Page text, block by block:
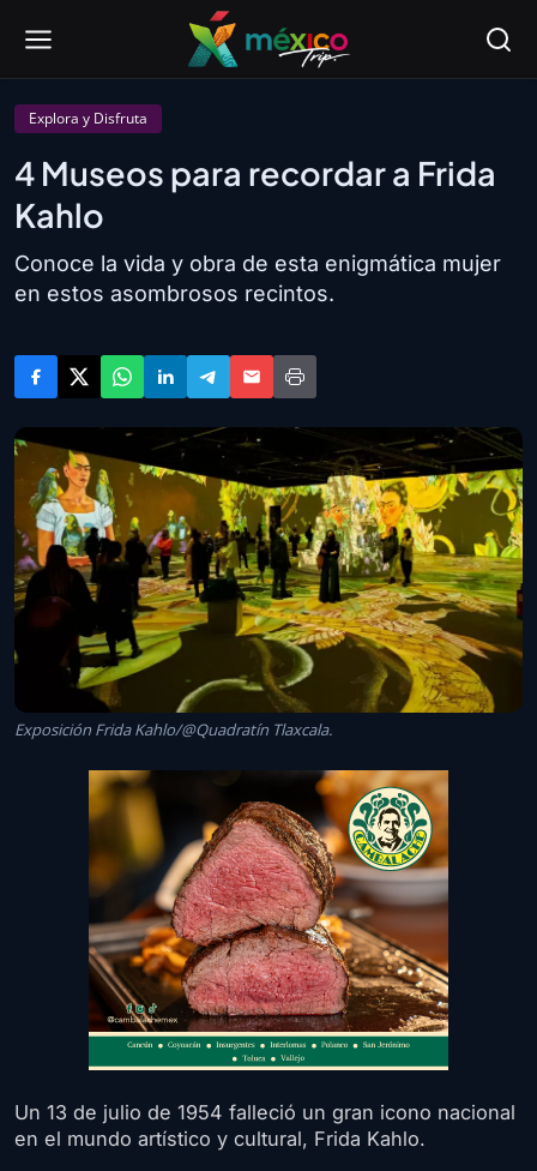
Explora y Disfruta
4 Museos para recordar a Frida
Kahlo
Conoce la vida y obra de esta enigmática mujer
en estos asombrosos recintos.
Exposición Frida Kahlo/@Quadratín Tlaxcala.
Un 13 de julio de 1954 falleció un gran icono nacional
en el mundo artístico y cultural, Frida Kahlo.